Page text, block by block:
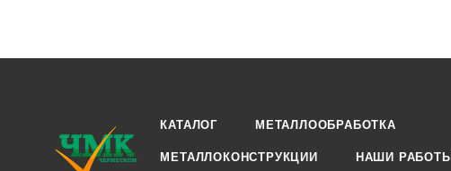
КАТАЛОГ МЕТАЛЛООБРАБОТКА
МЕТАЛЛОКОНСТРУКЦИИ НАШИ РАБОТЫ